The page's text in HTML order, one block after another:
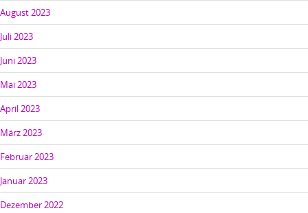
August 2023
Juli 2023
Juni 2023
Mai 2023
April 2023
März 2023
Februar 2023
Januar 2023
Dezember 2022